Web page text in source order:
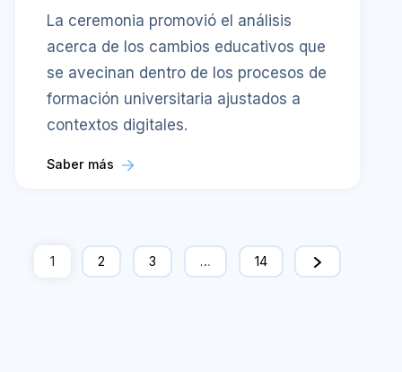
La ceremonia promovió el análisis
acerca de los cambios educativos que
se avecinan dentro de los procesos de
formación universitaria ajustados a
contextos digitales.
Saber más
1 2 3 … 14